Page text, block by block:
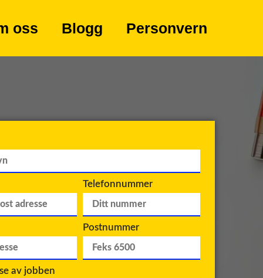
oss Blogg Personvern
Telefonnummer
Postnummer
av jobben